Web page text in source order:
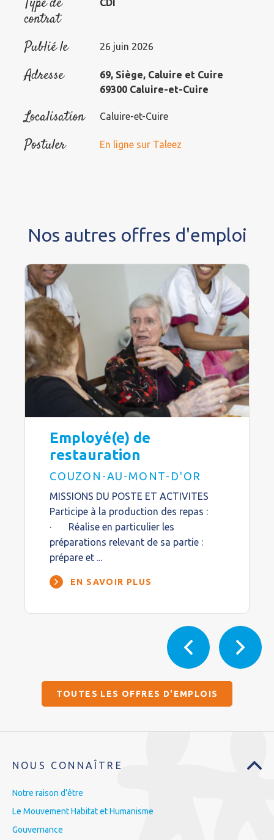
contrat
CDI
Publié le 26 juin 2026
Adresse
69, Siège, Caluire et Cuire
69300 Caluire-et-Cuire
Localisation Caluire-et-Cuire
Postuler En ligne sur Taleez
Nos autres offres d'emploi
Employé(e) de
restauration
COUZON-AU-MONT-D'OR
MISSIONS DU POSTE ET ACTIVITES
Participe à la production des repas :
· Réalise en particulier les
préparations relevant de sa partie :
prépare et ...
EN SAVOIR PLUS
TOUTES LES OFFRES D'EMPLOIS
NOUS CONNAÎTRE
Notre raison d’être
Le Mouvement Habitat et Humanisme
Gouvernance